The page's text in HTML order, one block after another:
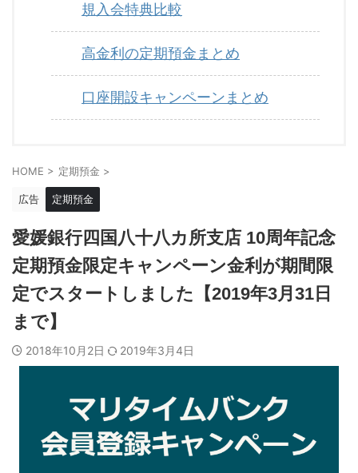
規入会特典比較
高金利の定期預金まとめ
口座開設キャンペーンまとめ
HOME > 定期預金 >
広告 定期預金
愛媛銀行四国八十八カ所支店 10周年記念
定期預金限定キャンペーン金利が期間限
定でスタートしました【2019年3月31日
まで】
2018年10月2日 2019年3月4日